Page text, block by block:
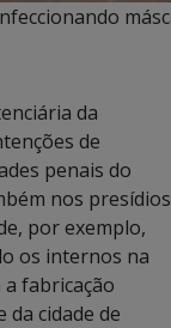
da
de
penais do
nos presídios
por exemplo,
os internos na
fabricação
da cidade de